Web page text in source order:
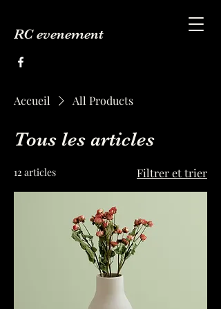
RC evenement
Accueil All Products
Tous les articles
12 articles Filtrer et trier